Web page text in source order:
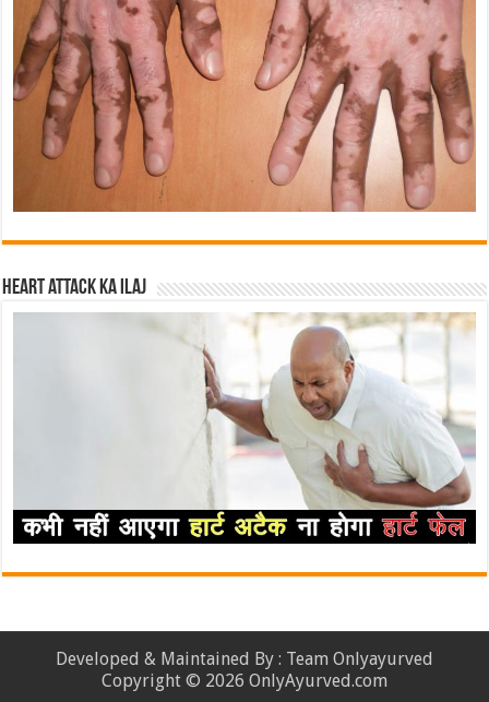
Heart attack ka ilaj
Developed & Maintained By : Team Onlyayurved
Copyright © 2026 OnlyAyurved.com